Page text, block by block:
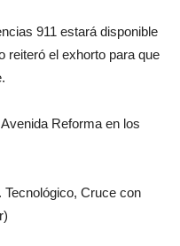
911 estará disponible
reiteró el exhorto para que
Reforma en los
Cruce con